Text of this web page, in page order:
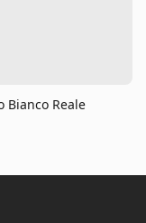
Bianco Reale